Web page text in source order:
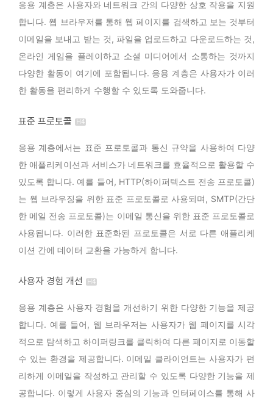
응용 계층은 사용자와 네트워크 간의 다양한 상호 작용을 지원
합니다. 웹 브라우저를 통해 웹 페이지를 검색하고 보는 것부터
이메일을 보내고 받는 것, 파일을 업로드하고 다운로드하는 것,
온라인 게임을 플레이하고 소셜 미디어에서 소통하는 것까지
다양한 활동이 여기에 포함됩니다. 응용 계층은 사용자가 이러
한 활동을 편리하게 수행할 수 있도록 도와줍니다.
표준 프로토콜
응용 계층에서는 표준 프로토콜과 통신 규약을 사용하여 다양
한 애플리케이션과 서비스가 네트워크를 효율적으로 활용할 수
있도록 합니다. 예를 들어, HTTP(하이퍼텍스트 전송 프로토콜)
는 웹 브라우징을 위한 표준 프로토콜로 사용되며, SMTP(간단
한 메일 전송 프로토콜)는 이메일 통신을 위한 표준 프로토콜로
사용됩니다. 이러한 표준화된 프로토콜은 서로 다른 애플리케
이션 간에 데이터 교환을 가능하게 합니다.
사용자 경험 개선
응용 계층은 사용자 경험을 개선하기 위한 다양한 기능을 제공
합니다. 예를 들어, 웹 브라우저는 사용자가 웹 페이지를 시각
적으로 탐색하고 하이퍼링크를 클릭하여 다른 페이지로 이동할
수 있는 환경을 제공합니다. 이메일 클라이언트는 사용자가 편
리하게 이메일을 작성하고 관리할 수 있도록 다양한 기능을 제
공합니다. 이렇게 사용자 중심의 기능과 인터페이스를 통해 사